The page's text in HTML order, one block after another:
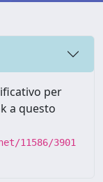
per
a questo
11586/3901